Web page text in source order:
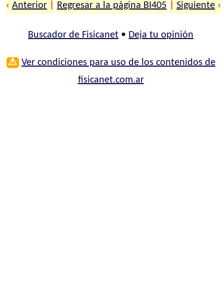
‹ Anterior Regresar a la página BI405 Siguiente ›
Buscador de Fisicanet • Deja tu opinión
⚠ Ver condiciones para uso de los contenidos de
fisicanet.com.ar